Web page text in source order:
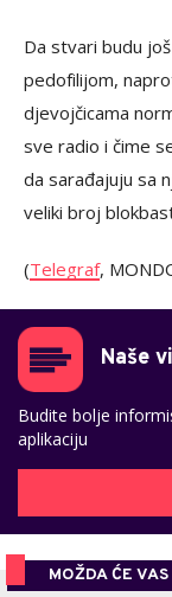
Da stvari budu
pedofilijom,
djevojčicama
sve radio i čime
da sarađajuju sa
veliki broj
(Telegraf,
Naše
Budite bolje
aplikaciju
MOŽDA ĆE